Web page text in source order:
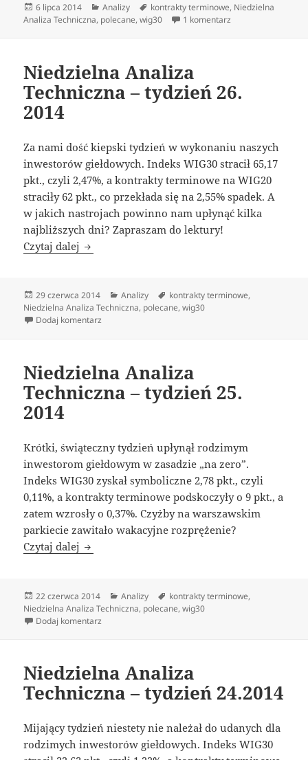
Data
publikacji
6 lipca 2014 Kategorie
Analizy Tagi
kontrakty terminowe, Niedzielna
Analiza Techniczna, polecane,wig30 1 komentarz
Niedzielna Analiza
Techniczna – tydzień 26.
2014
Za nami dość kiepski tydzień w wykonaniu naszych
inwestorów giełdowych. Indeks WIG30 stracił 65,17
pkt., czyli 2,47%, a kontrakty terminowe na WIG20
straciły 62 pkt., co przekłada się na 2,55% spadek. A
w jakich nastrojach powinno nam upłynąć kilka
najbliższych dni? Zapraszam do lektury!
Czytaj dalej Niedzielna Analiza Techniczna – tydzień 26.
Data
publikacji
29 czerwca 2014 Kategorie
Analizy Tagi
kontrakty terminowe,
Niedzielna Analiza Techniczna, polecane,wig30
Dodaj komentarz
Niedzielna Analiza
Techniczna – tydzień 25.
2014
Krótki, świąteczny tydzień upłynął rodzimym
inwestorom giełdowym w zasadzie „na zero”.
Indeks WIG30 zyskał symboliczne 2,78 pkt., czyli
0,11%, a kontrakty terminowe podskoczyły o 9 pkt., a
zatem wzrosły o 0,37%. Czyżby na warszawskim
parkiecie zawitało wakacyjne rozprężenie?
Czytaj dalej Niedzielna Analiza Techniczna – tydzień 25.
Data
publikacji
22 czerwca 2014 Kategorie
Analizy Tagi
kontrakty terminowe,
Niedzielna Analiza Techniczna, polecane,wig30
Dodaj komentarz
Niedzielna Analiza
Techniczna – tydzień 24.2014
Mijający tydzień niestety nie należał do udanych dla
rodzimych inwestorów giełdowych. Indeks WIG30